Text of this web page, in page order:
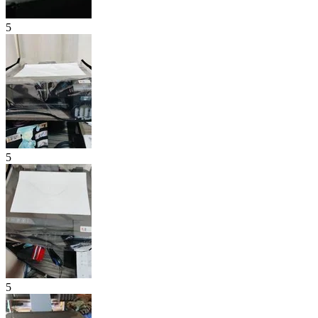
5
5
5